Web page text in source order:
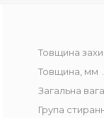
Товщина
Товщина, мм
Загальна вага
Група